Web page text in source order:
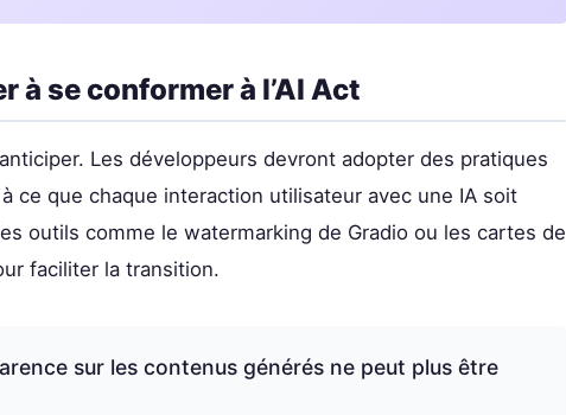
à se conformer à l’AI Act
Les développeurs devront adopter des pratiques
ce que chaque interaction utilisateur avec une IA soit
outils comme le watermarking de Gradio ou les cartes de
faciliter la transition.
sur les contenus générés ne peut plus être